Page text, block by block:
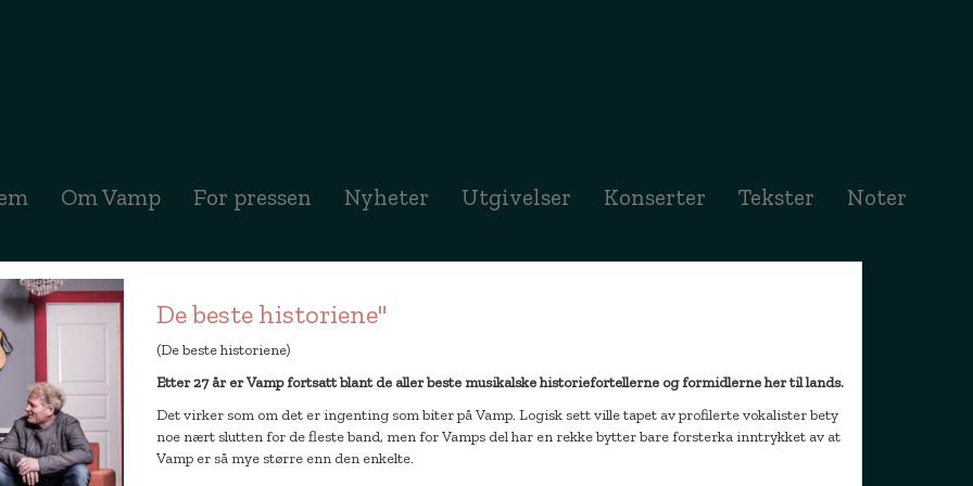
Om Vamp For pressen Nyheter (current)
Utgivelser Konserter Tekster Noter
De beste historiene"
(De beste historiene)
Etter 27 år er Vamp fortsatt blant de aller beste musikalske historiefortellerne og formidlerne her til lands.
Det virker som om det er ingenting som biter på Vamp. Logisk sett ville tapet av profilerte vokalister bety
noe nært slutten for de fleste band, men for Vamps del har en rekke bytter bare forsterka inntrykket av at
Vamp er så mye større enn den enkelte.